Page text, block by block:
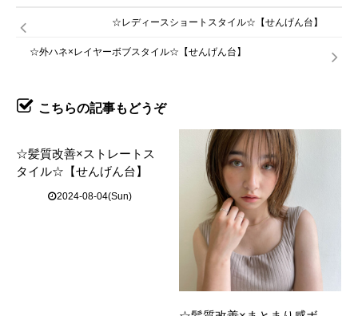
☆レディースショートスタイル☆【せんげん台】
☆外ハネ×レイヤーボブスタイル☆【せんげん台】
こちらの記事もどうぞ
☆髪質改善×ストレートス
タイル☆【せんげん台】
2024-08-04(Sun)